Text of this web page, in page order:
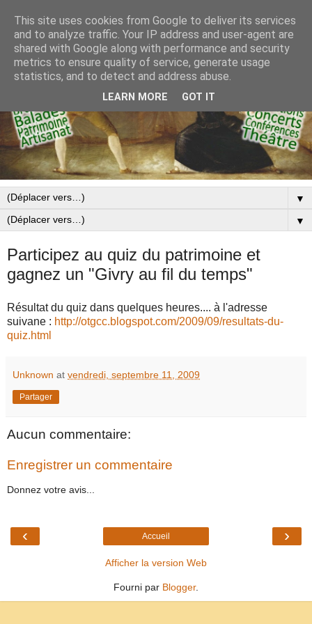
▼
▼
Participez au quiz du patrimoine et
gagnez un "Givry au fil du temps"
Résultat du quiz dans quelques heures.... à l'adresse
suivane : http://otgcc.blogspot.com/2009/09/resultats-du-
quiz.html
Unknown at vendredi, septembre 11, 2009
Partager
Aucun commentaire:
Enregistrer un commentaire
Donnez votre avis...
‹ ›
Accueil
Afficher la version Web
Fourni par Blogger.
This site uses cookies from Google to deliver its services
and to analyze traffic. Your IP address and user-agent are
shared with Google along with performance and security
metrics to ensure quality of service, generate usage
statistics, and to detect and address abuse.
LEARN MORE GOT IT